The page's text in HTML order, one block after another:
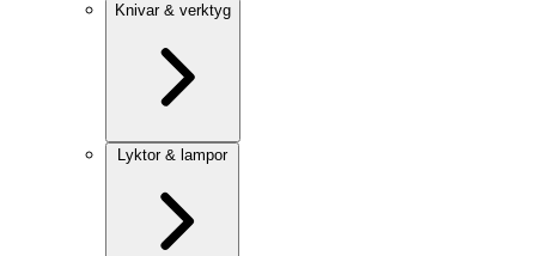
Knivar & verktyg
Lyktor & lampor